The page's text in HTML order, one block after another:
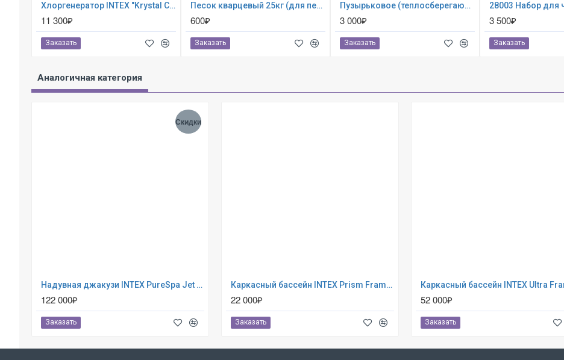
Хлоргенератор INTEX "Krystal Clear saltwater system" ; артикул 26668
11 300₽
Заказать
Песок кварцевый 25кг (для песочных фильтр-насосов) 0024
600₽
Заказать
Пузырьковое (теплосберегающее) покрывало INTEX для бассейна 5.49 х 2.74 м ; артикул 28016
3 000₽
Заказать
3 500₽
Заказать
Аналогичная категория
Скидки
Надувная джакузи INTEX PureSpa Jet and Bubble Deluxe 218x71см-6 персон ; артикул 28462
122 000₽
Заказать
Каркасный бассейн INTEX Prism Frame (круг) 3.66 х 1.22 м ; артикул 26718
22 000₽
Заказать
52 000₽
Заказать